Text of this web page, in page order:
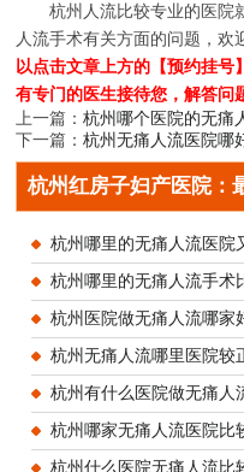
杭州人流比较专业的医院
人流手术有关方面的问题，欢
以点击文章上方的【预约挂
有专门的医生接待您，解答问
上一篇：杭州哪个医院的无痛
下一篇：杭州无痛人流医院哪
杭州红房子妇产医院：
杭州哪里的无痛人流医院
杭州哪里的无痛人流手术
杭州医院做无痛人流哪家
杭州无痛人流哪里医院较
杭州有什么医院做无痛人
杭州哪家无痛人流医院比
杭州什么医院无痛人流比